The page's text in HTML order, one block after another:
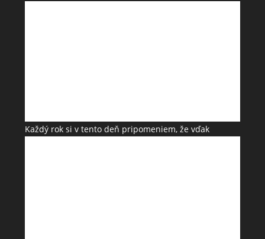
Každý rok si v tento deň pripomeniem, že vďak